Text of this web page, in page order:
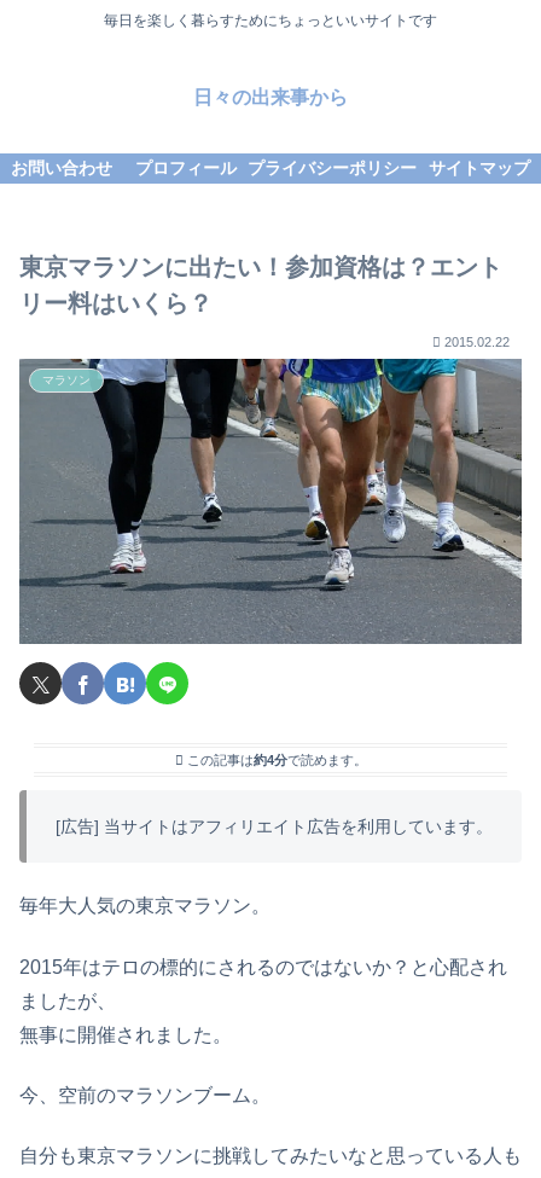
毎日を楽しく暮らすためにちょっといいサイトです
日々の出来事から
お問い合わせ プロフィール プライバシーポリシー サイトマップ
東京マラソンに出たい！参加資格は？エント
リー料はいくら？
2015.02.22
マラソン
この記事は約4分で読めます。
[広告] 当サイトはアフィリエイト広告を利用しています。
毎年大人気の東京マラソン。
2015年はテロの標的にされるのではないか？と心配され
ましたが、
無事に開催されました。
今、空前のマラソンブーム。
自分も東京マラソンに挑戦してみたいなと思っている人も